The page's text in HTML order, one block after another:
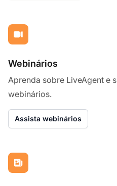
Webinários
Aprenda sobre LiveAgent e
webinários.
Assista webinários